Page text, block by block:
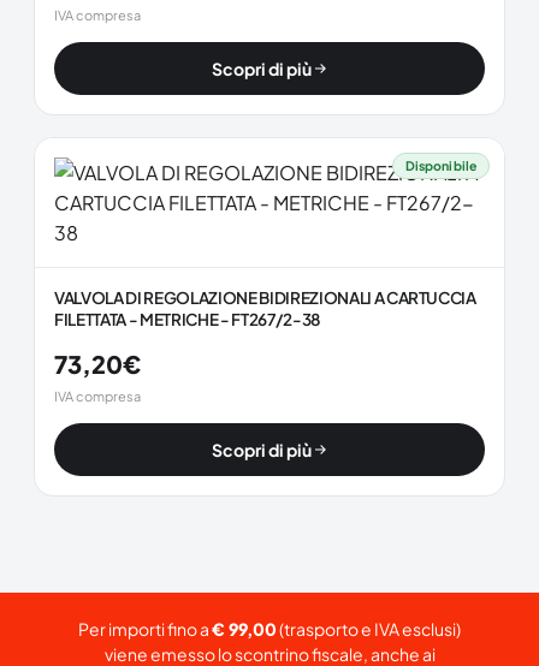
IVA compresa
Scopri di più
Disponibile
VALVOLA DI REGOLAZIONE BIDIREZIONALI A CARTUCCIA
FILETTATA - METRICHE - FT267/2-38
73,20€
IVA compresa
Scopri di più
Per importi fino a€ 99,00(trasporto e IVA esclusi)
viene emesso lo scontrino fiscale, anche ai